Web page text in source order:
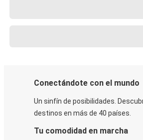
Conectándote con el mundo
Un sinfín de posibilidades.
destinos en más de 40 países.
Tu comodidad en marcha